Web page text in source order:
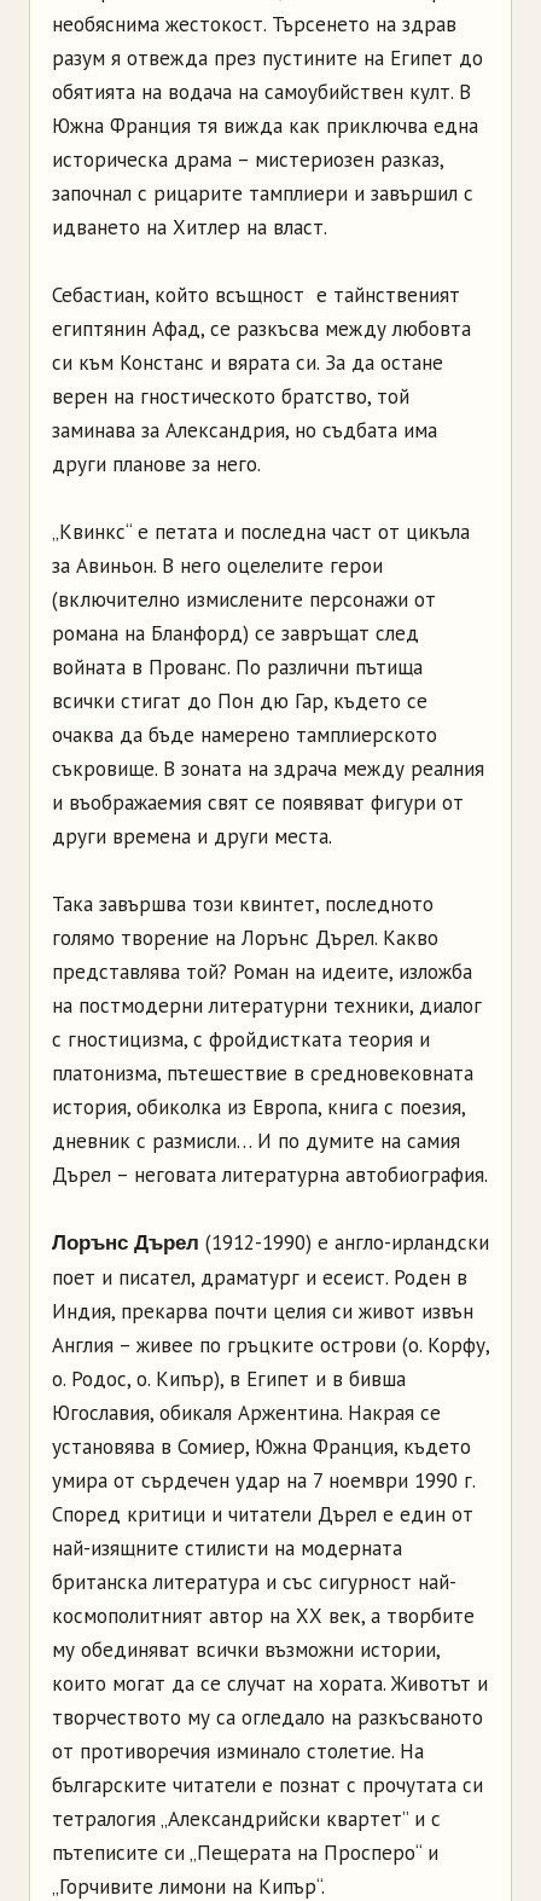
необяснима жестокост. Търсенето на здрав
разум я отвежда през пустините на Египет до
обятията на водача на самоубийствен култ. В
Южна Франция тя вижда как приключва една
историческа драма – мистериозен разказ,
започнал с рицарите тамплиери и завършил с
идването на Хитлер на власт.
Себастиан, който всъщност е тайнственият
египтянин Афад, се разкъсва между любовта
си към Констанс и вярата си. За да остане
верен на гностическото братство, той
заминава за Александрия, но съдбата има
други планове за него.
„Квинкс“ е петата и последна част от цикъла
за Авиньон. В него оцелелите герои
(включително измислените персонажи от
романа на Бланфорд) се завръщат след
войната в Прованс. По различни пътища
всички стигат до Пон дю Гар, където се
очаква да бъде намерено тамплиерското
съкровище. В зоната на здрача между реалния
и въображаемия свят се появяват фигури от
други времена и други места.
Така завършва този квинтет, последното
голямо творение на Лорънс Дърел. Какво
представлява той? Роман на идеите, изложба
на постмодерни литературни техники, диалог
с гностицизма, с фройдистката теория и
платонизма, пътешествие в средновековната
история, обиколка из Европа, книга с поезия,
дневник с размисли… И по думите на самия
Дърел – неговата литературна автобиография.
Лорънс Дърел (1912-1990) е англо-ирландски
поет и писател, драматург и есеист. Роден в
Индия, прекарва почти целия си живот извън
Англия – живее по гръцките острови (о. Корфу,
о. Родос, о. Кипър), в Египет и в бивша
Югославия, обикаля Аржентина. Накрая се
установява в Сомиер, Южна Франция, където
умира от сърдечен удар на 7 ноември 1990 г.
Според критици и читатели Дърел е един от
най-изящните стилисти на модерната
британска литература и със сигурност най-
космополитният автор на ХХ век, а творбите
му обединяват всички възможни истории,
които могат да се случат на хората. Животът и
творчеството му са огледало на разкъсваното
от противоречия изминало столетие. На
българските читатели е познат с прочутата си
тетралогия „Александрийски квартет” и с
пътеписите си „Пещерата на Просперо“ и
„Горчивите лимони на Кипър“.